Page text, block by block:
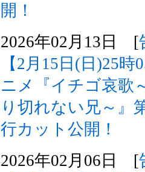
開！
2026年02月13日 [
【2月15日(日)25
ニメ『イチゴ哀歌
り切れない兄～
行カット公開！
2026年02月06日 [